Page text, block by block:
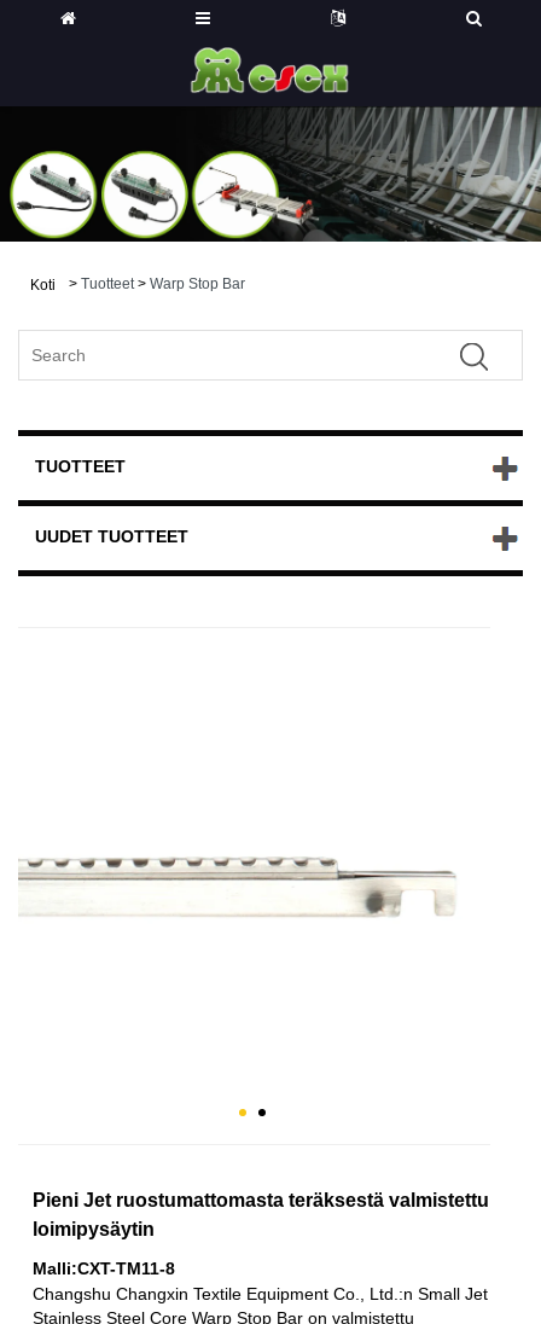
Koti > Tuotteet > Warp Stop Bar
TUOTTEET
UUDET TUOTTEET
Pieni Jet ruostumattomasta teräksestä valmistettu
loimipysäytin
Malli:CXT-TM11-8
Changshu Changxin Textile Equipment Co., Ltd.:n Small Jet
Stainless Steel Core Warp Stop Bar on valmistettu